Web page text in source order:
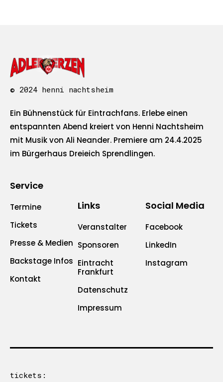
© 2024 henni nachtsheim
Ein Bühnenstück für Eintrachfans. Erlebe einen
entspannten Abend kreiert von Henni Nachtsheim
mit Musik von Ali Neander. Premiere am 24.4.2025
im Bürgerhaus Dreieich Sprendlingen.
Service
Termine
Tickets
Presse & Medien
Backstage Infos
Kontakt
Links
Veranstalter
Sponsoren
Eintracht
Frankfurt
Datenschutz
Impressum
Social Media
Facebook
LinkedIn
Instagram
tickets: